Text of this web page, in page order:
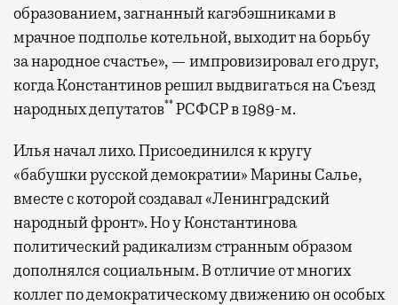
образованием, загнанный кагэбэшниками в
мрачное подполье котельной, выходит на борьбу
за народное счастье», — импровизировал его друг,
когда Константинов решил выдвигаться на Съезд
народных депутатов**РСФСР в 1989-м.
Илья начал лихо. Присоединился к кругу
«бабушки русской демократии» Марины Салье,
вместе с которой создавал «Ленинградский
народный фронт». Но у Константинова
политический радикализм странным образом
дополнялся социальным. В отличие от многих
коллег по демократическому движению он особых